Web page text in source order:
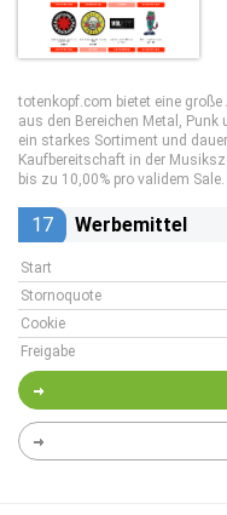
totenkopf.com bietet eine
aus den Bereichen Metal, Punk
ein starkes Sortiment und
Kaufbereitschaft in der
bis zu 10,00% pro validem Sale.
17 Werbemittel
Start
Stornoquote
Cookie
Freigabe